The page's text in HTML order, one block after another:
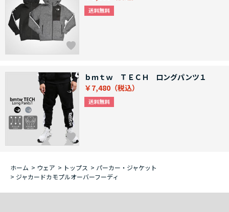
ｂｍｔｗ ＴＥＣＨ ロングパンツ１
￥7,480
ホーム > ウェア > トップス > パーカー・ジャケット
> ジャカードカモプルオーバーフーディ